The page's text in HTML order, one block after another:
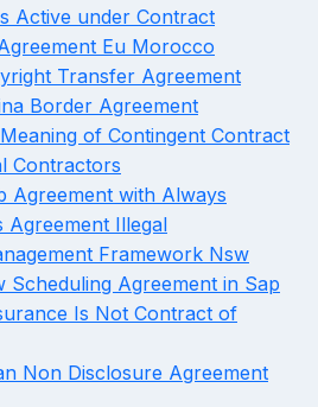
Active under Contract
Eu Morocco
Transfer Agreement
Border Agreement
of Contingent Contract
Contractors
Agreement with Always
Agreement Illegal
Framework Nsw
Scheduling Agreement in Sap
Is Not Contract of
Non Disclosure Agreement